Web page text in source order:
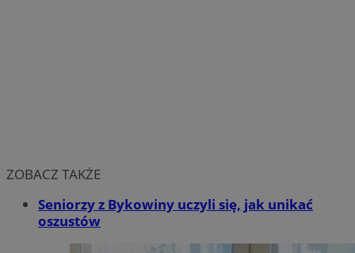
ZOBACZ TAKŻE
Seniorzy z Bykowiny uczyli się, jak unikać
oszustów